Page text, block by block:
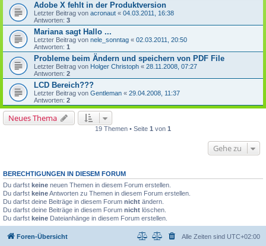
Adobe X fehlt in der Produktversion
Letzter Beitrag von acronaut « 04.03.2011, 16:38
Antworten: 3
Mariana sagt Hallo ...
Letzter Beitrag von nele_sonntag « 02.03.2011, 20:50
Antworten: 1
Probleme beim Ändern und speichern von PDF File
Letzter Beitrag von Holger Christoph « 28.11.2008, 07:27
Antworten: 2
LCD Bereich???
Letzter Beitrag von Gentleman « 29.04.2008, 11:37
Antworten: 2
Neues Thema
19 Themen • Seite 1 von 1
Gehe zu
BERECHTIGUNGEN IN DIESEM FORUM
Du darfst keine neuen Themen in diesem Forum erstellen.
Du darfst keineAntworten zu Themen in diesem Forum erstellen.
Du darfst deine Beiträge in diesem Forum nicht ändern.
Du darfst deine Beiträge in diesem Forum nicht löschen.
Du darfst keine Dateianhänge in diesem Forum erstellen.
Foren-Übersicht Alle Zeiten sind UTC+02:00